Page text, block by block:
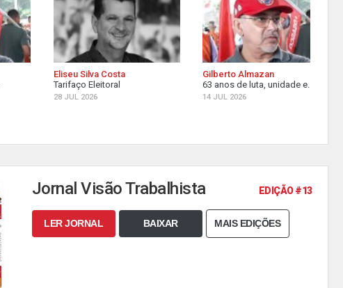
Eliseu Silva Costa
Tarifaço Eleitoral
28 JUL 2026
Gilberto Almazan
63 anos de luta, unidade e...
14 JUL 2026
Jornal Visão Trabalhista EDIÇÃO #13
LER JORNAL BAIXAR MAIS EDIÇÕES